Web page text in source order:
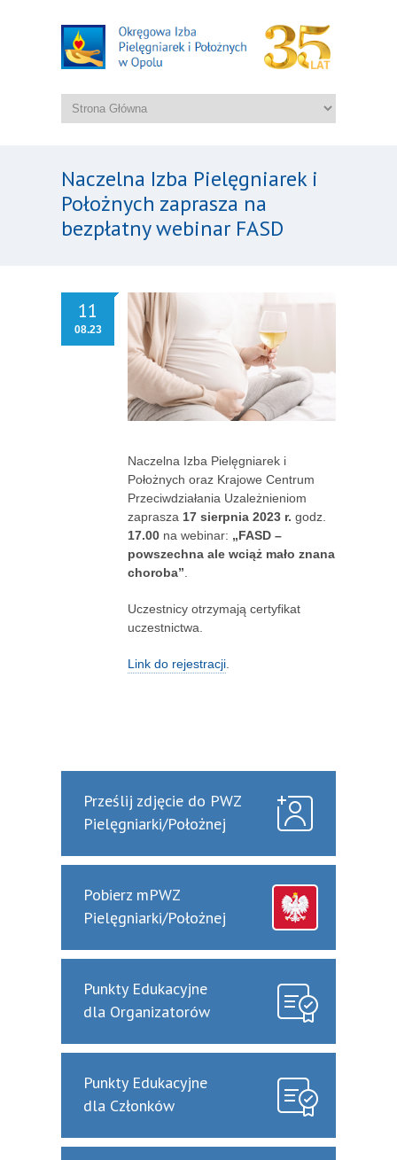
Naczelna Izba Pielęgniarek i
Położnych zaprasza na
bezpłatny webinar FASD
11
08.23
Naczelna Izba Pielęgniarek i
Położnych oraz Krajowe Centrum
Przeciwdziałania Uzależnieniom
zaprasza 17 sierpnia 2023 r. godz.
17.00 na webinar: „FASD –
powszechna ale wciąż mało znana
choroba”
Uczestnicy otrzymają certyfikat
uczestnictwa.
Link do rejestracji
Prześlij zdjęcie do PWZ
Pielęgniarki/Położnej
Pobierz mPWZ
Pielęgniarki/Położnej
Punkty Edukacyjne
dla Organizatorów
Punkty Edukacyjne
dla Członków